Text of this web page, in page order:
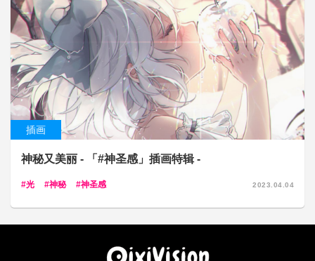
插画
神秘又美丽 - 「#神圣感」插画特辑 -
光 神秘 神圣感 2023.04.04